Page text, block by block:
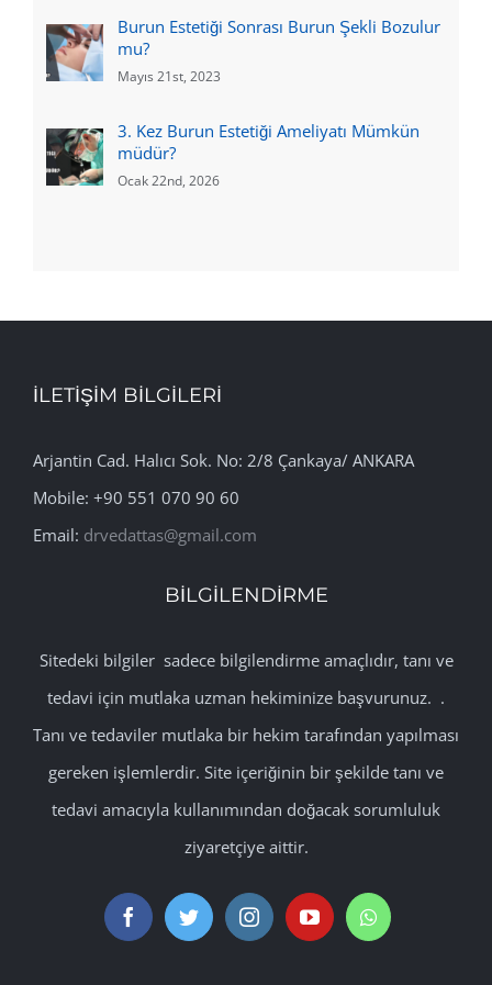
Burun Estetiği Sonrası Burun Şekli Bozulur
mu?
Mayıs 21st, 2023
3. Kez Burun Estetiği Ameliyatı Mümkün
müdür?
Ocak 22nd, 2026
İLETİŞİM BİLGİLERİ
Arjantin Cad. Halıcı Sok. No: 2/8 Çankaya/ ANKARA
Mobile: +90 551 070 90 60
Email: drvedattas@gmail.com
BİLGİLENDİRME
Sitedeki bilgiler sadece bilgilendirme amaçlıdır, tanı ve
tedavi için mutlaka uzman hekiminize başvurunuz. .
Tanı ve tedaviler mutlaka bir hekim tarafından yapılması
gereken işlemlerdir. Site içeriğinin bir şekilde tanı ve
tedavi amacıyla kullanımından doğacak sorumluluk
ziyaretçiye aittir.